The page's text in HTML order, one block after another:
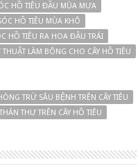
HỒ TIÊU ĐẦU MÙA MƯA
HỒ TIÊU MÙA KHÔ
HỒ TIÊU RA HOA ĐẬU TRÁI
THUẬT LÀM BÔNG CHO CÂY HỒ TIÊU
TRỪ SÂU BỆNH TRÊN CÂY TIÊU
THƯ TRÊN CÂY HỒ TIÊU